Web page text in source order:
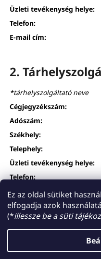
Ez az oldal sütiket
elfogadja azok
(*illessze be a süti
Üzleti tevékenység helye:
Telefon:
E-mail cím:
2.
*tárhelyszolgáltató neve
Cégjegyzékszám:
Adószám:
Székhely:
Telephely:
Üzleti tevékenység helye:
Telefon:
E-mail cím:
*Dátum*